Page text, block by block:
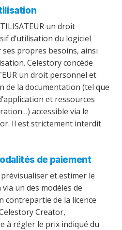
un droit
d’utilisation du logiciel
propres besoins, ainsi
Celestory concède
un droit personnel et
de la documentation (tel que
et ressources
accessible via le
Il est strictement interdit
de paiement
et estimer le
un des modèles de
contrepartie de la licence
Creator,
à régler le prix indiqué du